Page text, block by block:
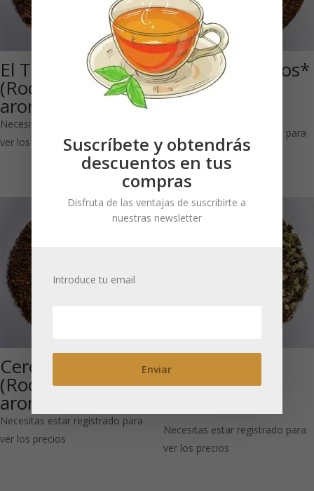
El Té de Rodolfo
(Rooibos*
aromatizado)
Necesitas estar registrado para
ver los precios
Vainilla (Rooibos*
aromatizado)
*DOP
Necesitas estar registrado para
ver los precios
Cereza Salvaje
(Rooibos
aromatizado)
Necesitas estar registrado para
ver los precios
País de Sueño
(Infusión de
Necesitas estar registrado para
ver los precios
Suscríbete y obtendrás
descuentos en tus
compras
Disfruta de las ventajas de suscribirte a
nuestras newsletter
Introduce tu email